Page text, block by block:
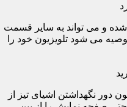
شده و می تواند به سایر قسمت
می شود تلویزیون خود را
دور نگهداشتن اشیای تیز از